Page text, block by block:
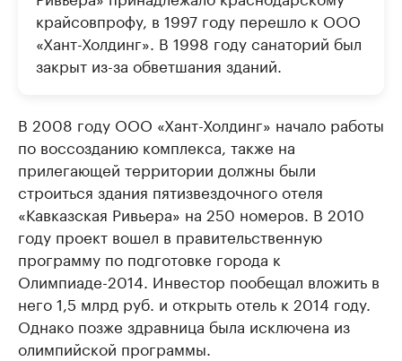
крайсовпрофу, в 1997 году перешло к ООО
«Хант-Холдинг». В 1998 году санаторий был
закрыт из-за обветшания зданий.
В 2008 году ООО «Хант-Холдинг» начало работы
по воссозданию комплекса, также на
прилегающей территории должны были
строиться здания пятизвездочного отеля
«Кавказская Ривьера» на 250 номеров. В 2010
году проект вошел в правительственную
программу по подготовке города к
Олимпиаде-2014. Инвестор пообещал вложить в
него 1,5 млрд руб. и открыть отель к 2014 году.
Однако позже здравница была исключена из
олимпийской программы.